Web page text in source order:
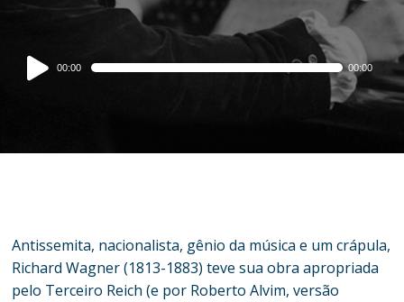
Audio
Player
00:00 00:00
Antissemita, nacionalista, gênio da música e um crápula,
Richard Wagner (1813-1883) teve sua obra apropriada
pelo Terceiro Reich (e por Roberto Alvim, versão